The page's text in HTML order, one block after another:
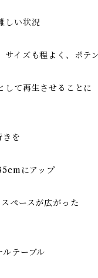
しい状況
サイズも程よく、ポテ
して再生させることに
を
にアップ
ペースが広がった
ルテーブル